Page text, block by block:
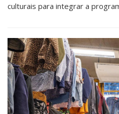
culturais para integrar a